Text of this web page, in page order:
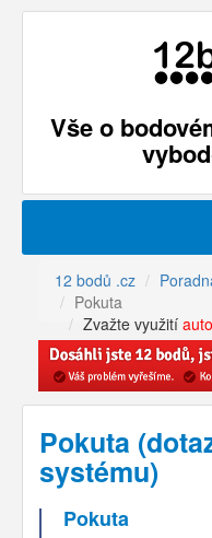
Vše o
12 bodů .cz
Pokuta
Zvažte využití
Pokuta
systému)
Pokuta